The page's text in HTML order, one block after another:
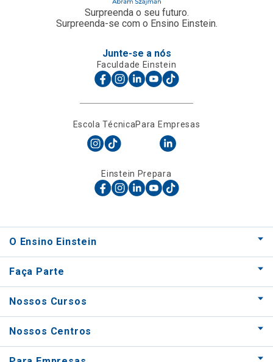
Surpreenda o seu futuro.
Surpreenda-se com o Ensino Einstein.
Junte-se a nós
Faculdade Einstein
Escola TécnicaPara Empresas
Einstein Prepara
O Ensino Einstein
Faça Parte
Nossos Cursos
Nossos Centros